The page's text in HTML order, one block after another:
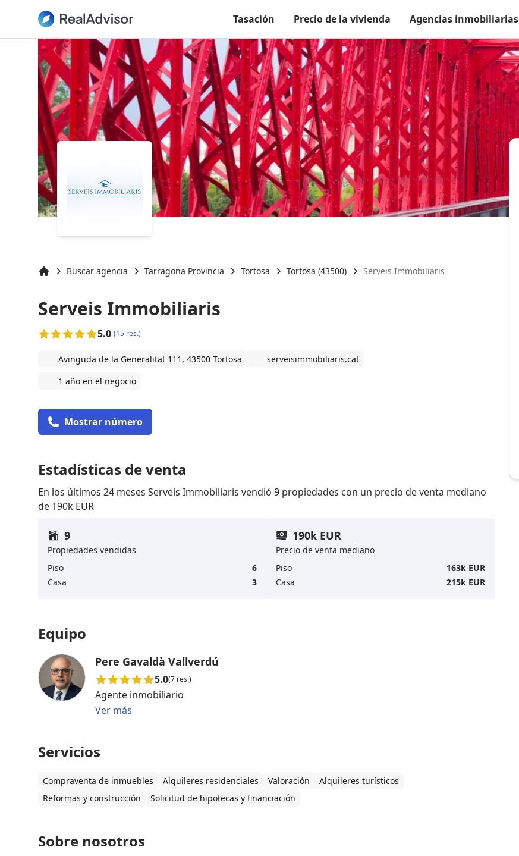
Tasación Precio de la vivienda Agencias inmobiliarias
Buscar agencia Tarragona Provincia Tortosa Tortosa (43500) Serveis Immobiliaris
Serveis Immobiliaris
5.0 (15 res.)
Avinguda de la Generalitat 111, 43500 Tortosa
serveisimmobiliaris.cat
1 año en el negocio
Mostrar número
Estadísticas de venta
En los últimos 24 meses Serveis Immobiliaris vendió 9 propiedades con un precio de venta mediano
de 190k EUR
9
Propiedades vendidas
Piso
6
Casa
3
190k EUR
Precio de venta mediano
Piso
163k EUR
Casa
215k EUR
Equipo
Pere Gavaldà Vallverdú
5.0(7 res.)
Agente inmobiliario
Ver más
Servicios
Compraventa de inmuebles Alquileres residenciales Valoración
Alquileres turísticos
Reformas y construcción
Solicitud de hipotecas y financiación
Sobre nosotros